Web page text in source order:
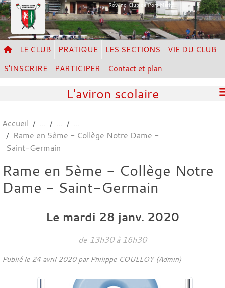
Rowing Club de Port Marly
LE CLUB PRATIQUE LES SECTIONS
VIE DU CLUB
S'INSCRIRE
PARTICIPER Contact et plan
L'aviron scolaire
Accueil
Rame en 5ème - Collège Notre Dame -
Saint-Germain
Rame en 5ème - Collège Notre
Dame - Saint-Germain
Le mardi 28 janv. 2020
de 13h30 à 16h30
Publié le 24 avril 2020par Philippe COULLOY (Admin)
Panneau de gestion des cookies